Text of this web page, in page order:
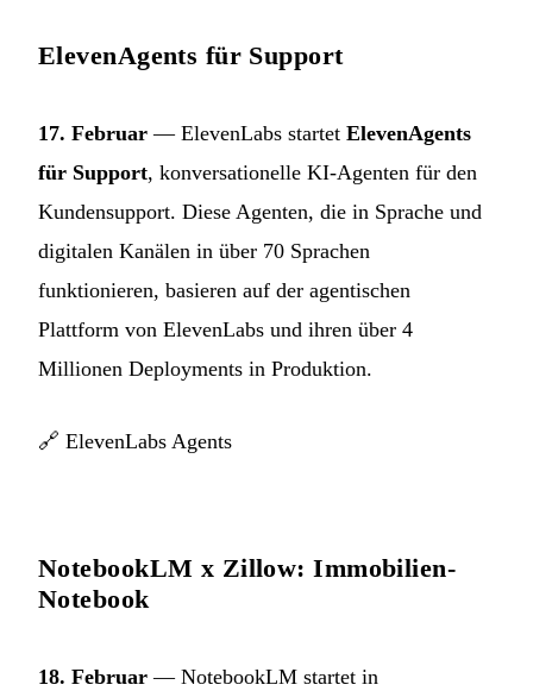
ElevenAgents für Support
17. Februar — ElevenLabs startet ElevenAgents
für Support, konversationelle KI-Agenten für den
Kundensupport. Diese Agenten, die in Sprache und
digitalen Kanälen in über 70 Sprachen
funktionieren, basieren auf der agentischen
Plattform von ElevenLabs und ihren über 4
Millionen Deployments in Produktion.
🔗 ElevenLabs Agents
NotebookLM x Zillow: Immobilien-
Notebook
18. Februar — NotebookLM startet in